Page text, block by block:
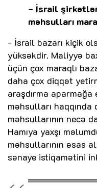
- İsrail
məhsulları
- İsrail bazarı kiçik
yüksəkdir. Maliyyə
üçün çox maraqlı
daha çox diqqət
araşdırma
məhsulları haqqında
məhsullarının necə
Hamıya yaxşı
məhsullarının əsas
sənaye istiqamətini